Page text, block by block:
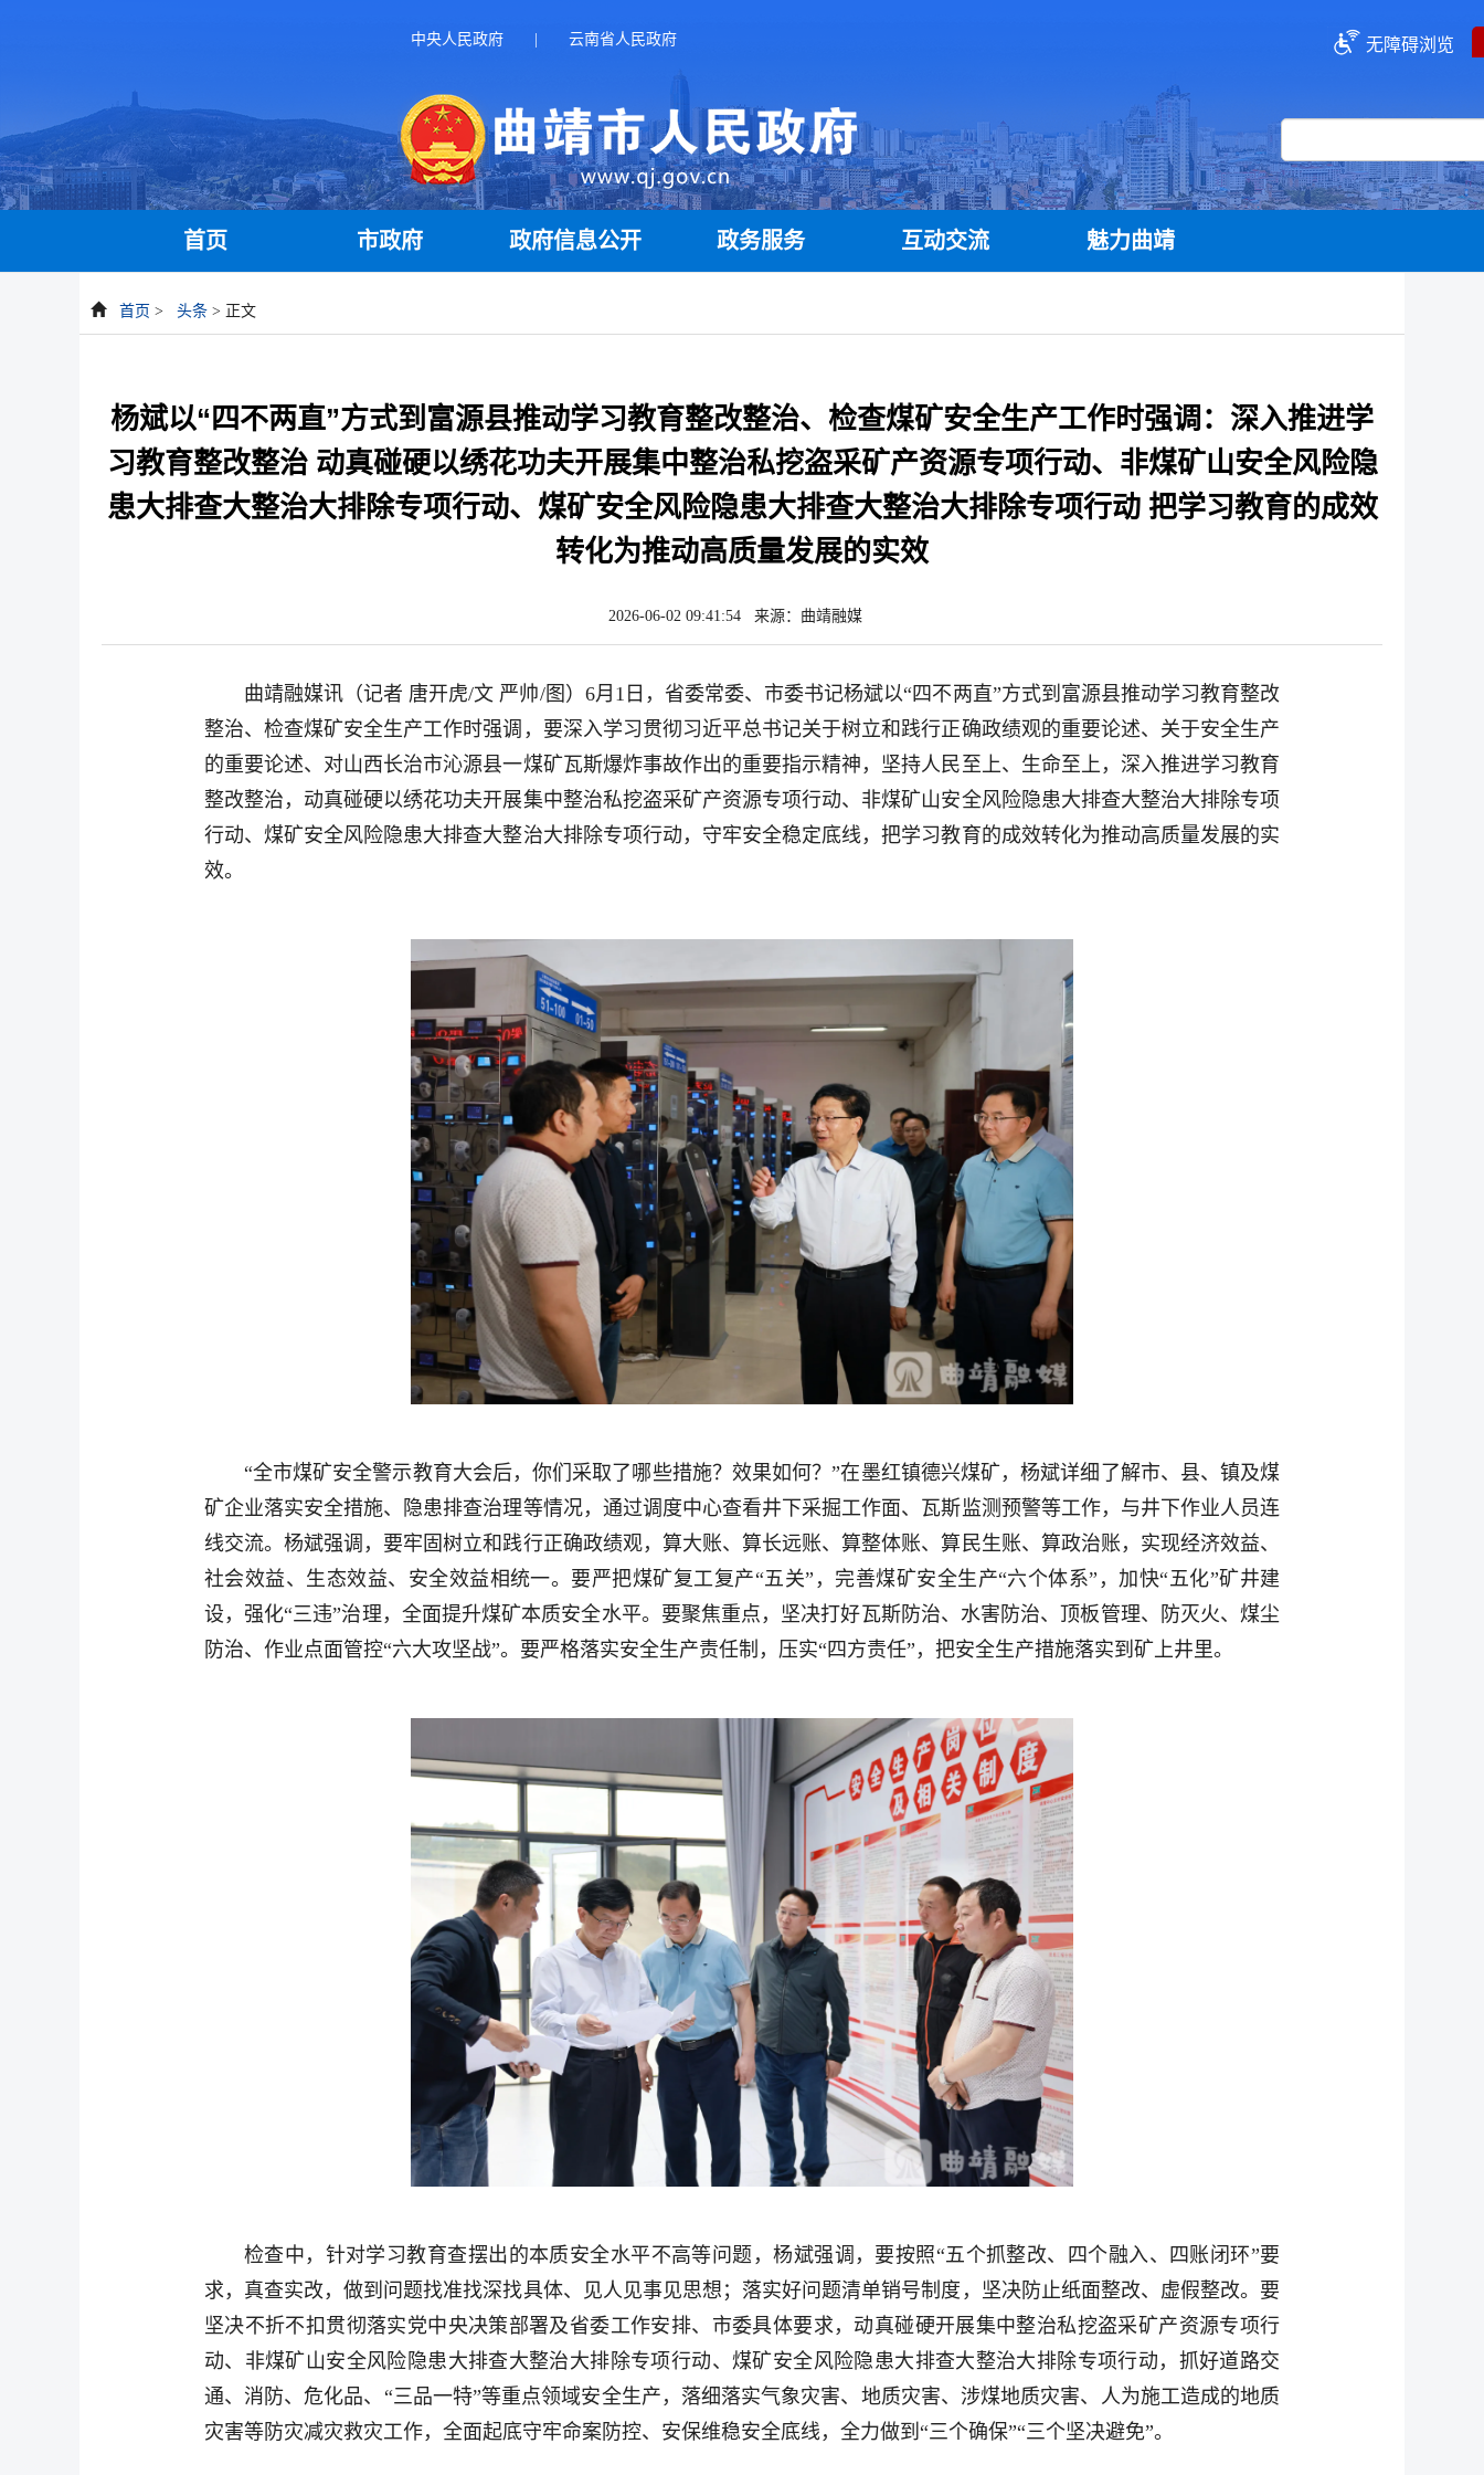
中央人民政府 云南省人民政府 无障碍浏览
首页 市政府 政府信息公开 政务服务 互动交流 魅力曲靖
首页 > 头条 > 正文
杨斌以“四不两直”方式到富源县推动学习教育整改整治、检查煤矿安全生产工作时强调：深入推进学
习教育整改整治 动真碰硬以绣花功夫开展集中整治私挖盗采矿产资源专项行动、非煤矿山安全风险隐
患大排查大整治大排除专项行动、煤矿安全风险隐患大排查大整治大排除专项行动 把学习教育的成效
转化为推动高质量发展的实效
2026-06-02 09:41:54 来源：曲靖融媒
曲靖融媒讯（记者 唐开虎/文 严帅/图）6月1日，省委常委、市委书记杨斌以“四不两直”方式到富源县推动学习教育整改
整治、检查煤矿安全生产工作时强调，要深入学习贯彻习近平总书记关于树立和践行正确政绩观的重要论述、关于安全生产
的重要论述、对山西长治市沁源县一煤矿瓦斯爆炸事故作出的重要指示精神，坚持人民至上、生命至上，深入推进学习教育
整改整治，动真碰硬以绣花功夫开展集中整治私挖盗采矿产资源专项行动、非煤矿山安全风险隐患大排查大整治大排除专项
行动、煤矿安全风险隐患大排查大整治大排除专项行动，守牢安全稳定底线，把学习教育的成效转化为推动高质量发展的实
效。
“全市煤矿安全警示教育大会后，你们采取了哪些措施？效果如何？”在墨红镇德兴煤矿，杨斌详细了解市、县、镇及煤
矿企业落实安全措施、隐患排查治理等情况，通过调度中心查看井下采掘工作面、瓦斯监测预警等工作，与井下作业人员连
线交流。杨斌强调，要牢固树立和践行正确政绩观，算大账、算长远账、算整体账、算民生账、算政治账，实现经济效益、
社会效益、生态效益、安全效益相统一。要严把煤矿复工复产“五关”，完善煤矿安全生产“六个体系”，加快“五化”矿井建
设，强化“三违”治理，全面提升煤矿本质安全水平。要聚焦重点，坚决打好瓦斯防治、水害防治、顶板管理、防灭火、煤尘
防治、作业点面管控“六大攻坚战”。要严格落实安全生产责任制，压实“四方责任”，把安全生产措施落实到矿上井里。
检查中，针对学习教育查摆出的本质安全水平不高等问题，杨斌强调，要按照“五个抓整改、四个融入、四账闭环”要
求，真查实改，做到问题找准找深找具体、见人见事见思想；落实好问题清单销号制度，坚决防止纸面整改、虚假整改。要
坚决不折不扣贯彻落实党中央决策部署及省委工作安排、市委具体要求，动真碰硬开展集中整治私挖盗采矿产资源专项行
动、非煤矿山安全风险隐患大排查大整治大排除专项行动、煤矿安全风险隐患大排查大整治大排除专项行动，抓好道路交
通、消防、危化品、“三品一特”等重点领域安全生产，落细落实气象灾害、地质灾害、涉煤地质灾害、人为施工造成的地质
灾害等防灾减灾救灾工作，全面起底守牢命案防控、安保维稳安全底线，全力做到“三个确保”“三个坚决避免”。